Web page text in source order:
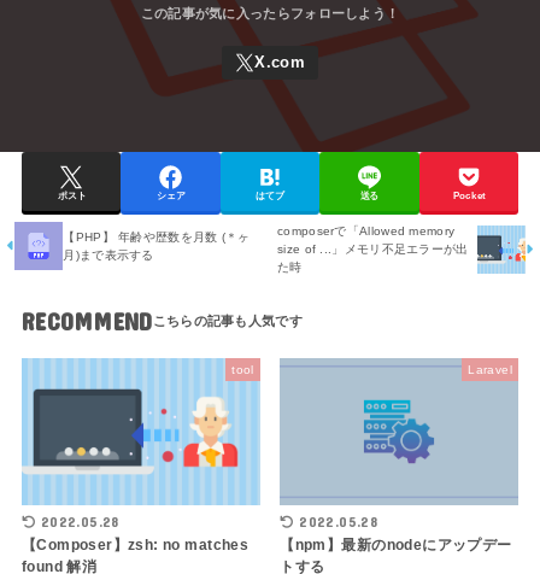
ポスト シェア はてブ 送る Pocket
【PHP】 年齢や歴数を月数 (＊ヶ
月)まで表示する
composerで「Allowed memory
size of ...」メモリ不足エラーが出
た時
RECOMMEND
tool
2022.05.28
【Composer】zsh: no matches
found 解消
Laravel
2022.05.28
【npm】最新のnodeにアップデー
トする